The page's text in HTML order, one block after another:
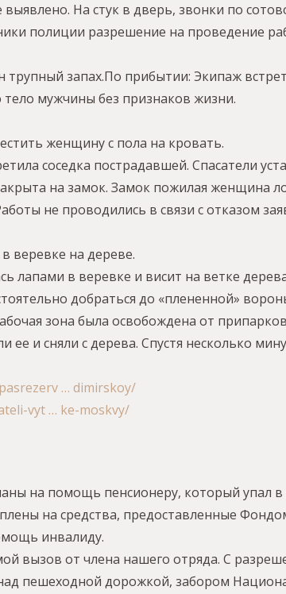
На стук в дверь, звонки по
полиции разрешение на проведение
трупный запах.По прибытии: Экипаж
мужчины без признаков жизни.
женщину с пола на кровать.
соседка пострадавшей. Спасатели
на замок. Замок пожилая женщина
не проводились в связи с отказом
веревке на дереве.
лапами в веревке и висит на ветке
добраться до «плененной»
зона была освобождена от
ее и сняли с дерева. Спустя несколько
… dimirskoy/
vyt … ke-moskvy/
на помощь пенсионеру, который
на средства, предоставленные
инвалиду.
вызов от члена нашего отряда. С
пешеходной дорожкой, забором